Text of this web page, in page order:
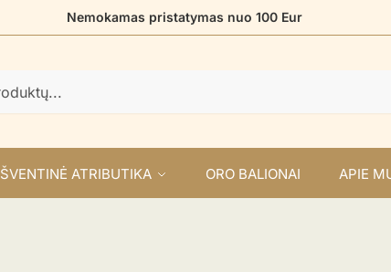
Nemokamas pristatymas nuo 100 Eur
ŠVENTINĖ ATRIBUTIKA ORO BALIONAI APIE